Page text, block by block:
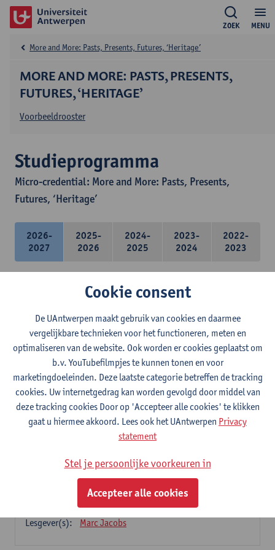
MENU
ZOEK
MORE AND MORE: PASTS, PRESENTS,
FUTURES, ‘HERITAGE’
More and More: Pasts, Presents, Futures, ‘Heritage’
Voorbeeldrooster
Studieprogramma
Micro-credential: More and More: Pasts, Presents,
Futures, ‘Heritage’
2026-
2027
2025-
2026
2024-
2025
2023-
2024
2022-
2023
Micro-credential: More and More: Pasts,
9 studiepunten
Dit programma bestaat uit 3 modules
Heritage: Genealogies and Precursors
1E SEM
studiepunten
Lesgever(s):
Marc Jacobs
Erfgoed: beleid en regelgeving
Lesgever(s):
Gregory Vercauteren
Heritage: Critical Studies
2E SEM
studiepunten
Lesgever(s):
Marc Jacobs
Cookie consent
De UAntwerpen maakt gebruik van cookies en daarmee
vergelijkbare technieken voor het functioneren, meten en
optimaliseren van de website. Ook worden er cookies geplaatst om
b.v. YouTubefilmpjes te kunnen tonen en voor
marketingdoeleinden. Deze laatste categorie betreffen de tracking
cookies. Uw internetgedrag kan worden gevolgd door middel van
deze tracking cookies Door op 'Accepteer alle cookies' te klikken
gaat u hiermee akkoord. Lees ook het UAntwerpen Privacy
statement
Stel je persoonlijke voorkeuren in
Accepteer alle cookies